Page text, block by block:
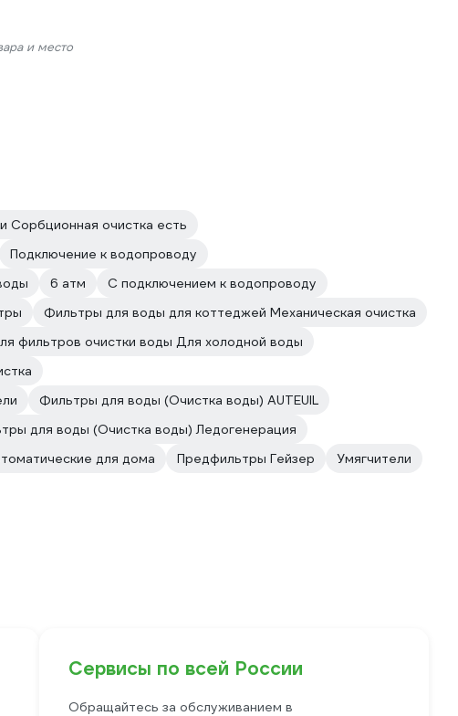
и место
Сорбционная очистка есть
Подключение к водопроводу
6 атм
С подключением к водопроводу
Фильтры для воды для коттеджей Механическая очистка
фильтров очистки воды Для холодной воды
Фильтры для воды (Очистка воды) AUTEUIL
для воды (Очистка воды) Ледогенерация
для дома Предфильтры Гейзер
Умягчители
Сервисы по всей России
Обращайтесь за обслуживанием в